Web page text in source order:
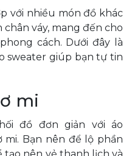
với nhiều món đồ khác
váy, mang đến cho
cách. Dưới đây là
sweater giúp bạn tự tin
mi
đồ đơn giản với áo
mi. Bạn nên để lộ phần
tạo nên vẻ thanh lịch và